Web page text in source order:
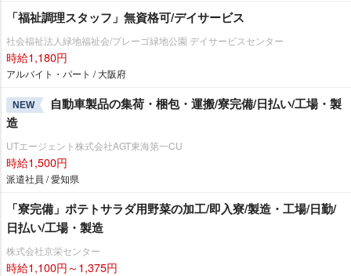
「福祉調理スタッフ」無資格可/デイサービス
社会福祉法人緑地福祉会/プレーゴ緑地公園 デイサービスセンター
時給1,180円
アルバイト・パート / 大阪府
NEW
自動車製品の集荷・梱包・運搬/寮完備/日払い/工場・製
造
UTエージェント株式会社AGT東海第一CU
時給1,500円
派遣社員 / 愛知県
「寮完備」ポテトサラダ用野菜の加工/即入寮/製造・工場/日勤/
日払い/工場・製造
株式会社京栄センター
時給1,100円～1,375円